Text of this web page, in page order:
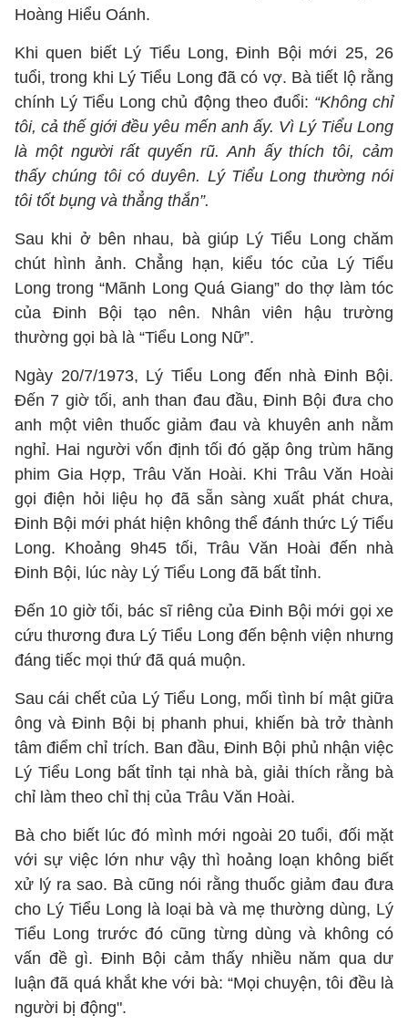
Hoàng Hiểu Oánh.
Khi quen biết Lý Tiểu Long, Đinh Bội mới 25, 26
tuổi, trong khi Lý Tiểu Long đã có vợ. Bà tiết lộ rằng
chính Lý Tiểu Long chủ động theo đuổi: “Không chỉ
tôi, cả thế giới đều yêu mến anh ấy. Vì Lý Tiểu Long
là một người rất quyến rũ. Anh ấy thích tôi, cảm
thấy chúng tôi có duyên. Lý Tiểu Long thường nói
tôi tốt bụng và thẳng thắn”.
Sau khi ở bên nhau, bà giúp Lý Tiểu Long chăm
chút hình ảnh. Chẳng hạn, kiểu tóc của Lý Tiểu
Long trong “Mãnh Long Quá Giang” do thợ làm tóc
của Đinh Bội tạo nên. Nhân viên hậu trường
thường gọi bà là “Tiểu Long Nữ”.
Ngày 20/7/1973, Lý Tiểu Long đến nhà Đinh Bội.
Đến 7 giờ tối, anh than đau đầu, Đinh Bội đưa cho
anh một viên thuốc giảm đau và khuyên anh nằm
nghỉ. Hai người vốn định tối đó gặp ông trùm hãng
phim Gia Hợp, Trâu Văn Hoài. Khi Trâu Văn Hoài
gọi điện hỏi liệu họ đã sẵn sàng xuất phát chưa,
Đinh Bội mới phát hiện không thể đánh thức Lý Tiểu
Long. Khoảng 9h45 tối, Trâu Văn Hoài đến nhà
Đinh Bội, lúc này Lý Tiểu Long đã bất tỉnh.
Đến 10 giờ tối, bác sĩ riêng của Đinh Bội mới gọi xe
cứu thương đưa Lý Tiểu Long đến bệnh viện nhưng
đáng tiếc mọi thứ đã quá muộn.
Sau cái chết của Lý Tiểu Long, mối tình bí mật giữa
ông và Đinh Bội bị phanh phui, khiến bà trở thành
tâm điểm chỉ trích. Ban đầu, Đinh Bội phủ nhận việc
Lý Tiểu Long bất tỉnh tại nhà bà, giải thích rằng bà
chỉ làm theo chỉ thị của Trâu Văn Hoài.
Bà cho biết lúc đó mình mới ngoài 20 tuổi, đối mặt
với sự việc lớn như vậy thì hoảng loạn không biết
xử lý ra sao. Bà cũng nói rằng thuốc giảm đau đưa
cho Lý Tiểu Long là loại bà và mẹ thường dùng, Lý
Tiểu Long trước đó cũng từng dùng và không có
vấn đề gì. Đinh Bội cảm thấy nhiều năm qua dư
luận đã quá khắt khe với bà: “Mọi chuyện, tôi đều là
người bị động".